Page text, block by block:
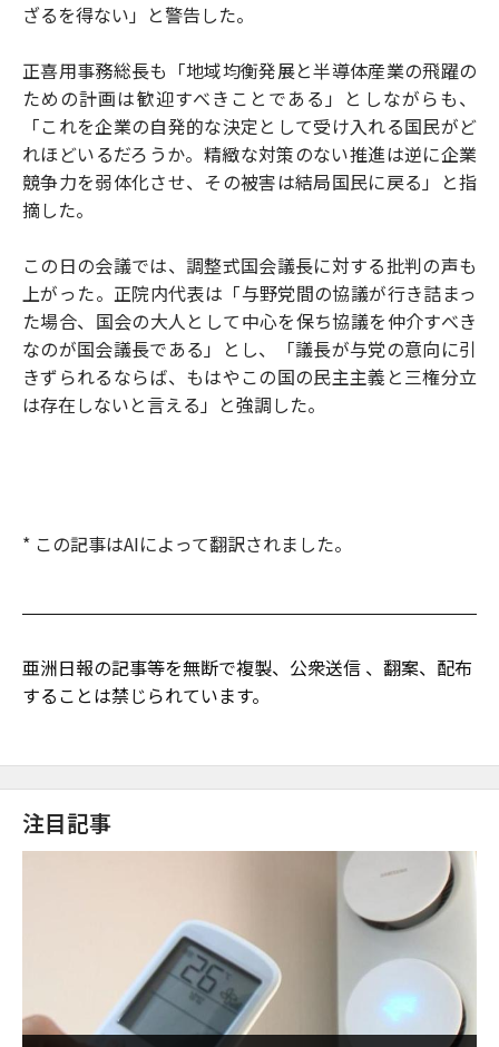
ざるを得ない」と警告した。
正喜用事務総長も「地域均衡発展と半導体産業の飛躍の
ための計画は歓迎すべきことである」としながらも、
「これを企業の自発的な決定として受け入れる国民がど
れほどいるだろうか。精緻な対策のない推進は逆に企業
競争力を弱体化させ、その被害は結局国民に戻る」と指
摘した。
この日の会議では、調整式国会議長に対する批判の声も
上がった。正院内代表は「与野党間の協議が行き詰まっ
た場合、国会の大人として中心を保ち協議を仲介すべき
なのが国会議長である」とし、「議長が与党の意向に引
きずられるならば、もはやこの国の民主主義と三権分立
は存在しないと言える」と強調した。
* この記事はAIによって翻訳されました。
亜洲日報の記事等を無断で複製、公衆送信 、翻案、配布
することは禁じられています。
注目記事